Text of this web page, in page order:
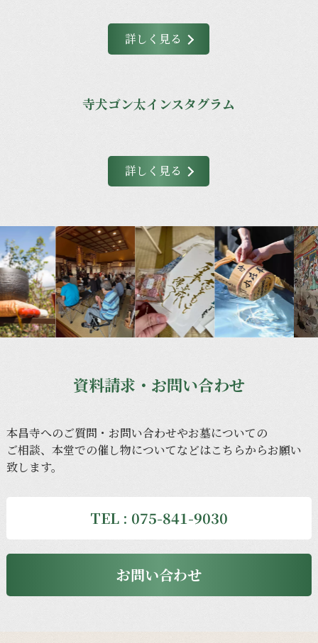
詳しく見る
寺犬ゴン太インスタグラム
詳しく見る
資料請求・お問い合わせ
本昌寺へのご質問・ お問い合わせやお墓についての
ご相談、 本堂での催し物についてなどはこちらからお願い
致します。
TEL : 075-841-9030
お問い合わせ